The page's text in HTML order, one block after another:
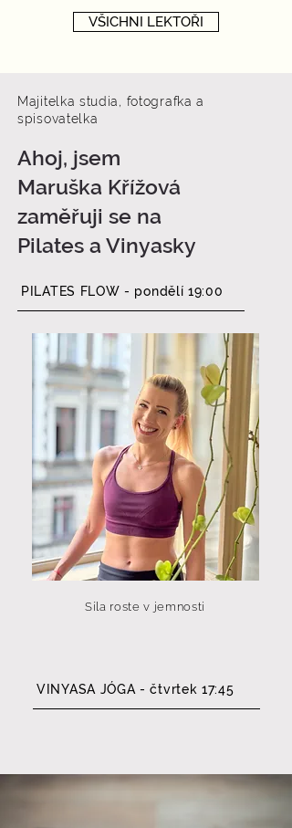
VŠICHNI LEKTOŘI
Majitelka studia, fotografka a
spisovatelka
Ahoj, jsem
Maruška Křížová
zaměřuji se na
Pilates a Vinyasky
PILATES FLOW - pondělí 19:00
Síla roste v jemnosti
VINYASA JÓGA - čtvrtek 17:45